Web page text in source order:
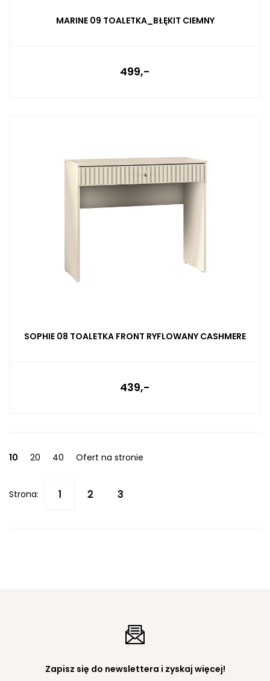
MARINE 09 TOALETKA_BŁĘKIT CIEMNY
499,-
SOPHIE 08 TOALETKA FRONT RYFLOWANY CASHMERE
439,-
10 20 40 Ofert na stronie
Strona:
Zapisz się do newslettera i zyskaj więcej!